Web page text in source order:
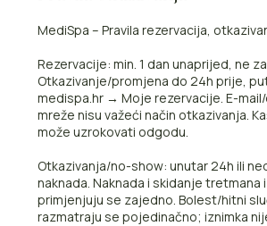
MediSpa – Pravila rezervacija,
Rezervacije: min. 1 dan unaprijed, ne
Otkazivanje/promjena do 24h prije,
medispa.hr → Moje rezervacije. E-
mreže nisu važeći način otkazivanja.
može uzrokovati odgodu.
Otkazivanja/no-show: unutar 24h ili
naknada. Naknada i skidanje tretmana
primjenjuju se zajedno. Bolest/hitni
razmatraju se pojedinačno; iznimka